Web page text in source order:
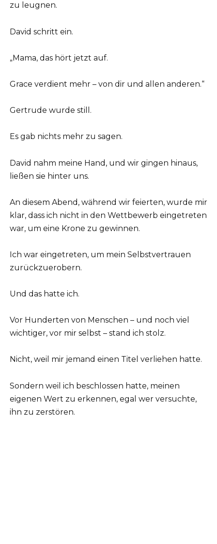
zu leugnen.
David schritt ein.
„Mama, das hört jetzt auf.
Grace verdient mehr – von dir und allen anderen.“
Gertrude wurde still.
Es gab nichts mehr zu sagen.
David nahm meine Hand, und wir gingen hinaus,
ließen sie hinter uns.
An diesem Abend, während wir feierten, wurde mir
klar, dass ich nicht in den Wettbewerb eingetreten
war, um eine Krone zu gewinnen.
Ich war eingetreten, um mein Selbstvertrauen
zurückzuerobern.
Und das hatte ich.
Vor Hunderten von Menschen – und noch viel
wichtiger, vor mir selbst – stand ich stolz.
Nicht, weil mir jemand einen Titel verliehen hatte.
Sondern weil ich beschlossen hatte, meinen
eigenen Wert zu erkennen, egal wer versuchte,
ihn zu zerstören.